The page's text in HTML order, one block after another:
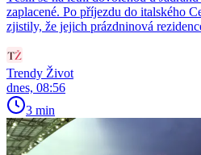
zaplacené. Po příjezdu do italského
zjistily, že jejich prázdninová
Trendy Život
dnes, 08:56
3 min